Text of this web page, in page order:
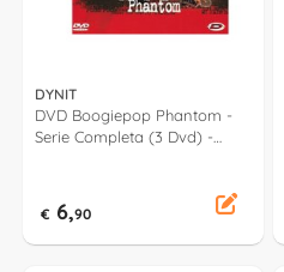
DYNIT
DVD Boogiepop Phantom -
Serie Completa (3 Dvd) -
€ 6,90